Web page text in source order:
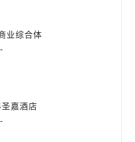
业综合体
-
嘉酒店
-